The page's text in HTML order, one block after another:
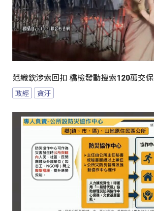
范織欽涉索回扣 橋檢發動搜索120萬交保
政經 貪汙